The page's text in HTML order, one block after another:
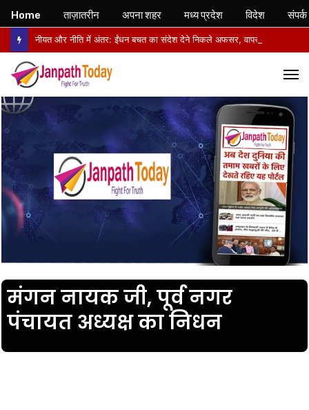
मंगन नायक जी, पूर्व नगर
पंचायत अध्यक्ष का निधन
Home ताज़ातरीन अपना शहर मध्य प्रदेश विदेश संपर्क